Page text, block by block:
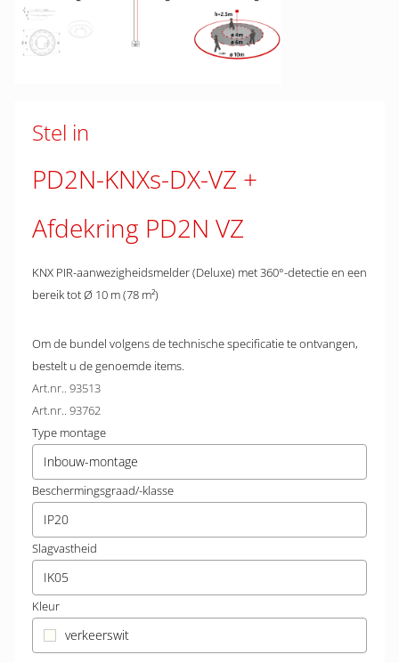
Stel in
PD2N-KNXs-DX-VZ
Afdekring PD2N VZ
KNX PIR-aanwezigheidsmelder (Deluxe) met 360°-detectie en een
bereik tot Ø 10 m (78 m²)
Om de bundel volgens de technische specificatie te ontvangen,
bestelt u de genoemde items.
Art.nr.. 93513
Art.nr.. 93762
Type montage
Inbouw-montage
Beschermingsgraad/-klasse
IP20
Slagvastheid
IK05
Kleur
verkeerswit